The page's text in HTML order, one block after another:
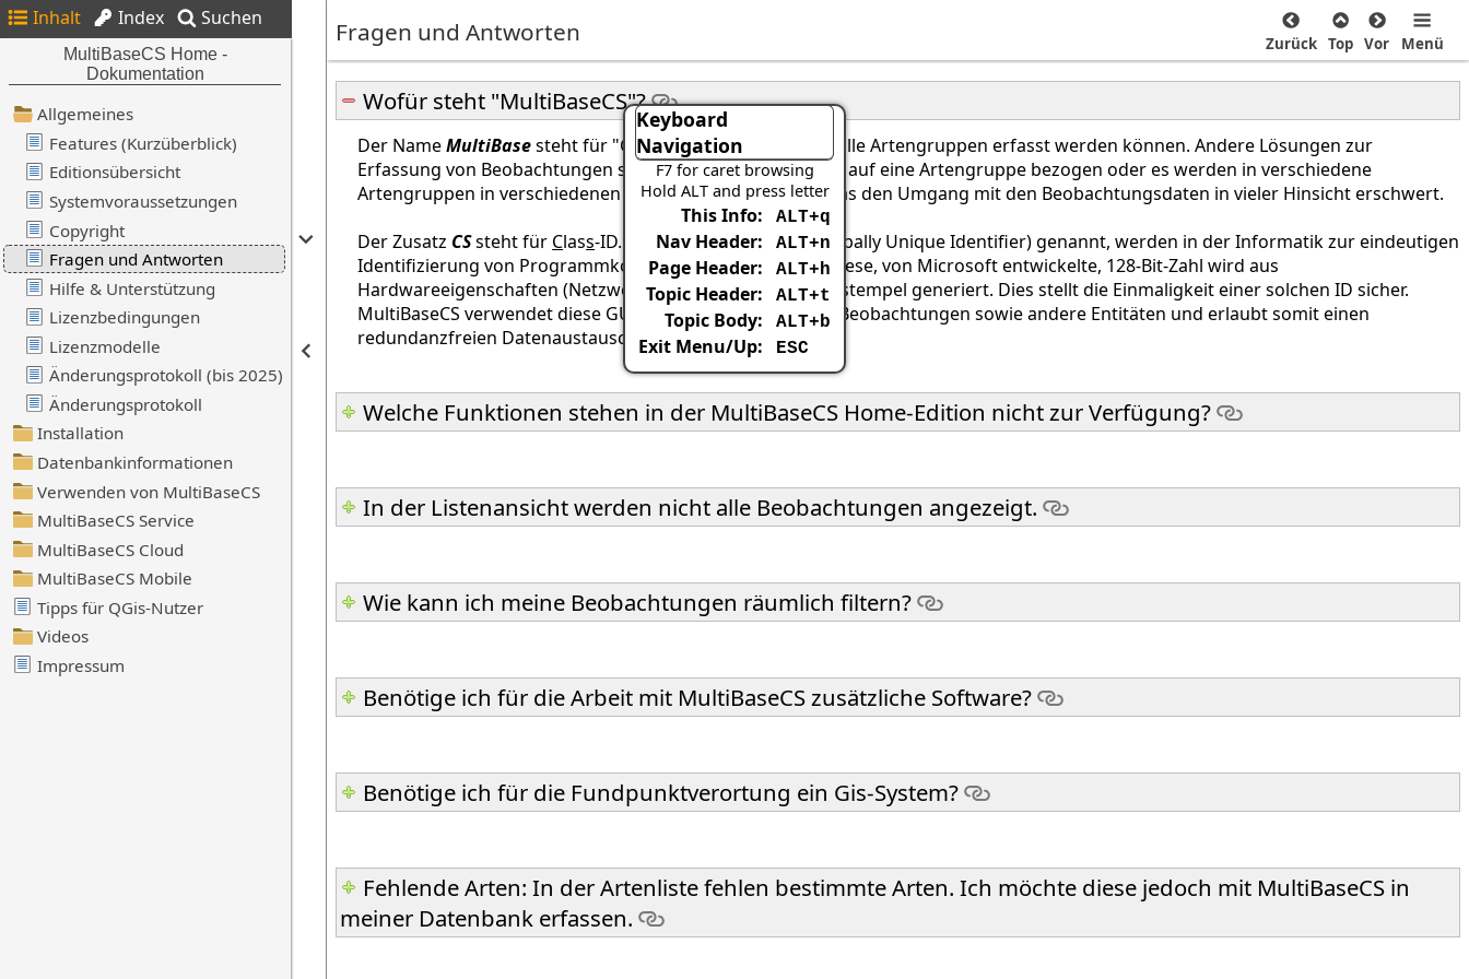
Fragen und Antworten Zurück Top Vor Menü
Wofür steht "MultiBaseCS"?
Der NameMultiBasesteht für "Große Datenbank", in der alle Artengruppen erfasst werden können. Andere Lösungen zur
Erfassung von Beobachtungen sind entweder sehr speziell auf eine Artengruppe bezogen oder es werden in verschiedene
Artengruppen in verschiedenen Datenbanken gehalten, was den Umgang mit den Beobachtungsdaten in vieler Hinsicht erschwert.
Der Zusatz CSsteht für Class-ID. Class-ID's, auch GUID (Globally Unique Identifier) genannt, werden in der Informatik zur eindeutigen
Identifizierung von Programmkomponenten eingesetzt. Diese, von Microsoft entwickelte, 128-Bit-Zahl wird aus
Hardwareeigenschaften (Netzwerkkarte) sowie einem Zeitstempel generiert. Dies stellt die Einmaligkeit einer solchen ID sicher.
MultiBaseCS verwendet diese GUID's als Schlüssel für alle Beobachtungen sowie andere Entitäten und erlaubt somit einen
redundanzfreien Datenaustausch.
Welche Funktionen stehen in der MultiBaseCS Home-Edition nicht zur Verfügung?
In der Listenansicht werden nicht alle Beobachtungen angezeigt.
Wie kann ich meine Beobachtungen räumlich filtern?
Benötige ich für die Arbeit mit MultiBaseCS zusätzliche Software?
Benötige ich für die Fundpunktverortung ein Gis-System?
Fehlende Arten: In der Artenliste fehlen bestimmte Arten. Ich möchte diese jedoch mit MultiBaseCS in
meiner Datenbank erfassen.
Inhalt Index Suchen
Keyboard
Navigation
F7 for caret browsing
Hold ALT and press letter
This Info: ALT+q
Nav Header: ALT+n
Page Header: ALT+h
Topic Header: ALT+t
Topic Body: ALT+b
Exit Menu/Up: ESC